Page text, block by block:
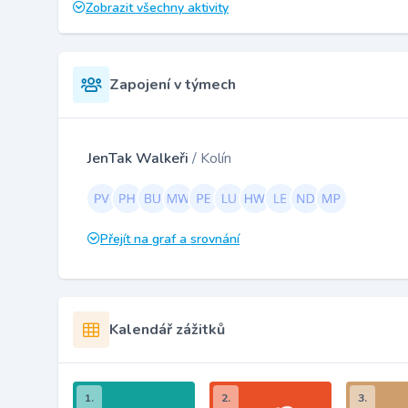
Zobrazit všechny aktivity
Zapojení v týmech
JenTak Walkeři / Kolín
Přejít na graf a srovnání
Kalendář zážitků
1. 2. 3.